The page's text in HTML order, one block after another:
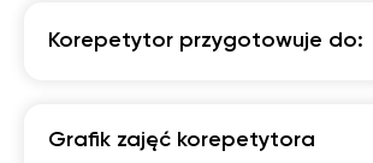
Korepetytor przygotowuje do:
Przygotowanie do olimpiad Studia
Grafik zajęć korepetytora